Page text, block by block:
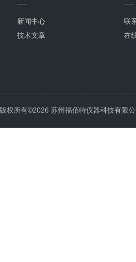
新闻中心
技术文章
联
在
版权所有©2026 苏州福佰特仪器科技有限